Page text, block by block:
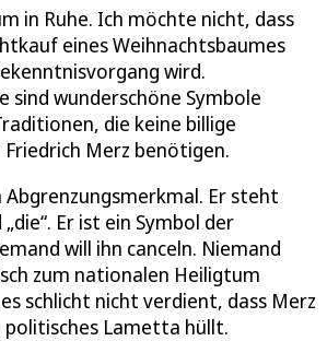
in Ruhe. Ich möchte nicht, dass
eines Weihnachtsbaumes
wird.
sind wunderschöne Symbole
die keine billige
Merz benötigen.
Abgrenzungsmerkmal. Er steht
Er ist ein Symbol der
will ihn canceln. Niemand
zum nationalen Heiligtum
schlicht nicht verdient, dass Merz
Lametta hüllt.